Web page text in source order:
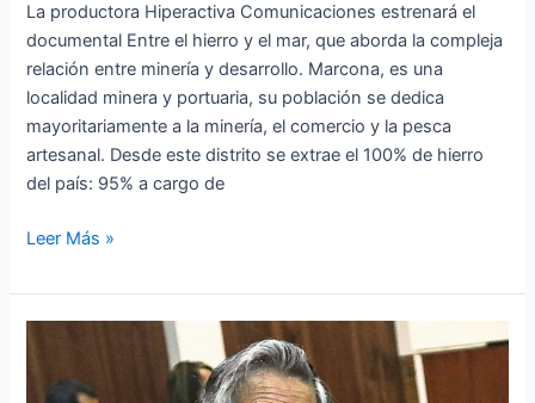
La productora Hiperactiva Comunicaciones estrenará el
documental Entre el hierro y el mar, que aborda la compleja
relación entre minería y desarrollo. Marcona, es una
localidad minera y portuaria, su población se dedica
mayoritariamente a la minería, el comercio y la pesca
artesanal. Desde este distrito se extrae el 100% de hierro
del país: 95% a cargo de
mar:
estreno
este
martes
18
de
febrero
2020
Leer Más »
Fujimori